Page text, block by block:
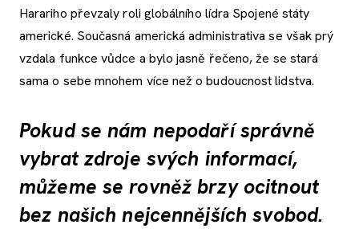
Harariho převzaly roli globálního lídra Spojené státy
americké. Současná americká administrativa se však prý
vzdala funkce vůdce a bylo jasně řečeno, že se stará
sama o sebe mnohem více než o budoucnost lidstva.
Pokud se nám nepodaří správně
vybrat zdroje svých informací,
můžeme se rovněž brzy ocitnout
bez našich nejcennějších svobod.